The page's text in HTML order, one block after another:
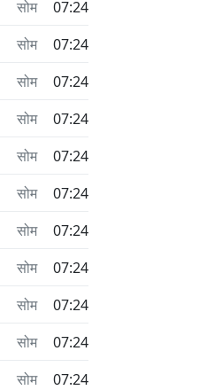
सोम
07:24
सोम
07:24
सोम
07:24
सोम
07:24
सोम
07:24
सोम
07:24
सोम
07:24
सोम
07:24
सोम
07:24
सोम
07:24
सोम
07:24